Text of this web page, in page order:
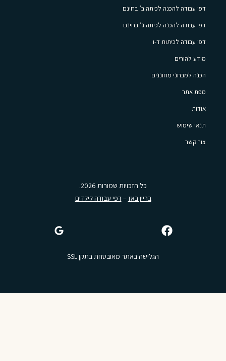
דפי עבודה להכנה לכיתה ב’ בחינם
דפי עבודה להכנה לכיתה ג’ בחינם
דפי עבודה לכיתות ד-ו
מידע להורים
הכנה למבחני מחוננים
מפת אתר
אודות
תנאי שימוש
צור קשר
כל הזכויות שמורות 2026.
בריין באז–דפי עבודה לילדים
הגלישה באתר מאובטחת בתקן SSL